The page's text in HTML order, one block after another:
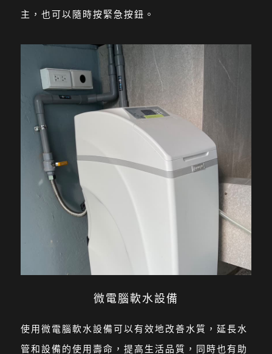
主，也可以隨時按緊急按鈕 。
微電腦軟水設備
使用微電腦軟水設備可以有效地改善水質，延長水
管和設備的使用壽命，提高生活品質，同時也有助